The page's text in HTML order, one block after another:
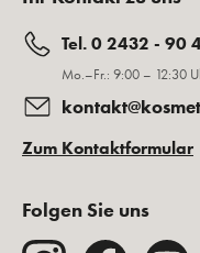
Tel. 0 2432 - 90
Mo.–Fr.: 9:00 – 12:30
Zum Kontaktformular
Folgen Sie uns